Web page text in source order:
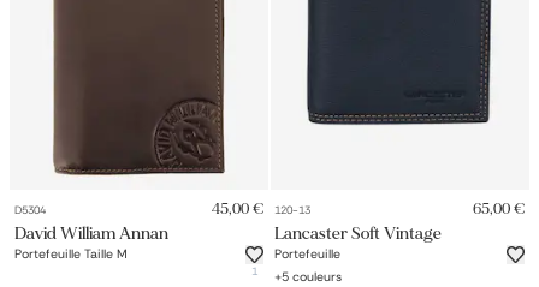
D5304 45,00 €
David William Annan
Portefeuille Taille M
1
120-13 65,00 €
Lancaster Soft Vintage
Portefeuille
+5 couleurs